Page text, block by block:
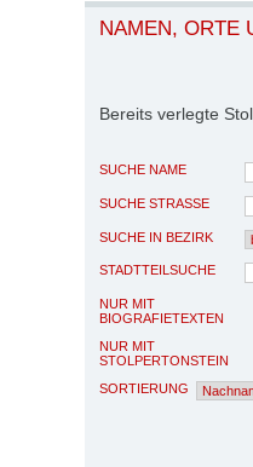
NAMEN, ORTE
Bereits verlegte
SUCHE NAME
SUCHE STRASSE
SUCHE IN BEZIRK
STADTTEILSUCHE
NUR MIT
BIOGRAFIETEXTEN
NUR MIT
STOLPERTONSTEIN
SORTIERUNG